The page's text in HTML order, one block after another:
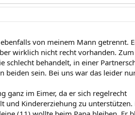
von meinem Mann getrennt.
wirklich nicht recht vorhanden.
schlecht behandelt, in einer
beiden sein. Bei uns war das leider
ganz im Eimer, da er sich regelrecht
und Kindererziehung zu unterstützen.